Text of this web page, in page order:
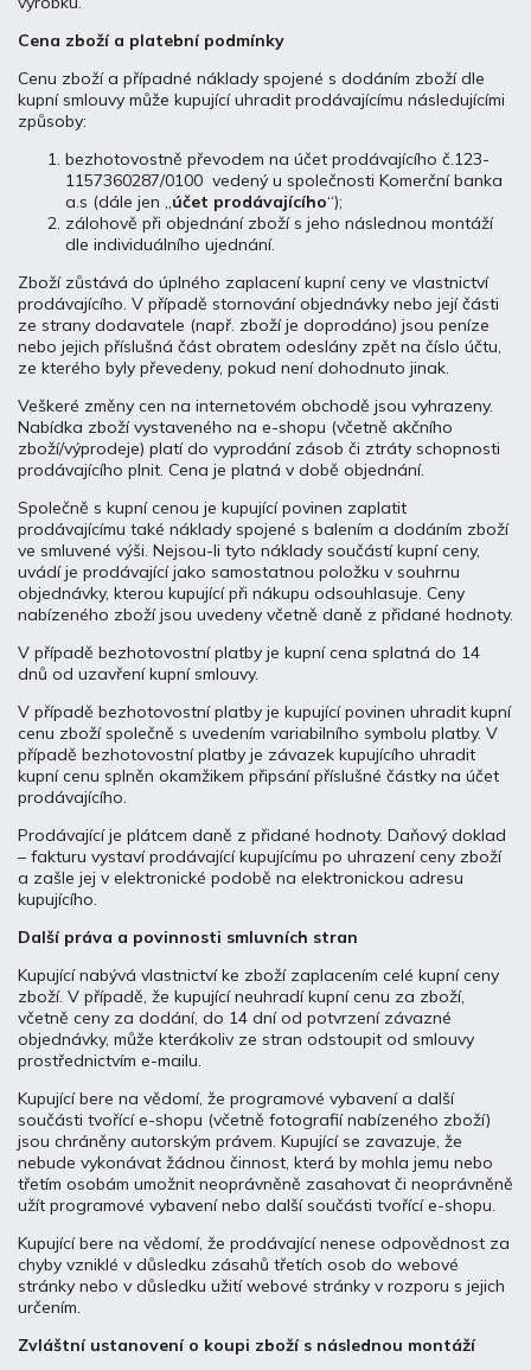
Cena zboží a platební podmínky
Cenu zboží a případné náklady spojené s dodáním zboží dle
kupní smlouvy může kupující uhradit prodávajícímu následujícími
způsoby:
bezhotovostně převodem na účet prodávajícího č.123-
1157360287/0100 vedený u společnosti Komerční banka
a.s (dále jen „účet prodávajícího“);
zálohově při objednání zboží s jeho následnou montáží
dle individuálního ujednání.
Zboží zůstává do úplného zaplacení kupní ceny ve vlastnictví
prodávajícího. V případě stornování objednávky nebo její části
ze strany dodavatele (např. zboží je doprodáno) jsou peníze
nebo jejich příslušná část obratem odeslány zpět na číslo účtu,
ze kterého byly převedeny, pokud není dohodnuto jinak.
Veškeré změny cen na internetovém obchodě jsou vyhrazeny.
Nabídka zboží vystaveného na e-shopu (včetně akčního
zboží/výprodeje) platí do vyprodání zásob či ztráty schopnosti
prodávajícího plnit. Cena je platná v době objednání.
Společně s kupní cenou je kupující povinen zaplatit
prodávajícímu také náklady spojené s balením a dodáním zboží
ve smluvené výši. Nejsou-li tyto náklady součástí kupní ceny,
uvádí je prodávající jako samostatnou položku v souhrnu
objednávky, kterou kupující při nákupu odsouhlasuje. Ceny
nabízeného zboží jsou uvedeny včetně daně z přidané hodnoty.
V případě bezhotovostní platby je kupní cena splatná do 14
dnů od uzavření kupní smlouvy.
V případě bezhotovostní platby je kupující povinen uhradit kupní
cenu zboží společně s uvedením variabilního symbolu platby. V
případě bezhotovostní platby je závazek kupujícího uhradit
kupní cenu splněn okamžikem připsání příslušné částky na účet
prodávajícího.
Prodávající je plátcem daně z přidané hodnoty. Daňový doklad
– fakturu vystaví prodávající kupujícímu po uhrazení ceny zboží
a zašle jej v elektronické podobě na elektronickou adresu
kupujícího.
Další práva a povinnosti smluvních stran
Kupující nabývá vlastnictví ke zboží zaplacením celé kupní ceny
zboží. V případě, že kupující neuhradí kupní cenu za zboží,
včetně ceny za dodání, do 14 dní od potvrzení závazné
objednávky, může kterákoliv ze stran odstoupit od smlouvy
prostřednictvím e-mailu.
Kupující bere na vědomí, že programové vybavení a další
součásti tvořící e-shopu (včetně fotografií nabízeného zboží)
jsou chráněny autorským právem. Kupující se zavazuje, že
nebude vykonávat žádnou činnost, která by mohla jemu nebo
třetím osobám umožnit neoprávněně zasahovat či neoprávněně
užít programové vybavení nebo další součásti tvořící e-shopu.
Kupující bere na vědomí, že prodávající nenese odpovědnost za
chyby vzniklé v důsledku zásahů třetích osob do webové
stránky nebo v důsledku užití webové stránky v rozporu s jejich
určením.
Zvláštní ustanovení o koupi zboží s následnou montáží